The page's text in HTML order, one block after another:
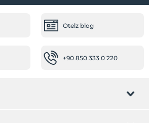
Otelz blog
+90 850 333 0 220